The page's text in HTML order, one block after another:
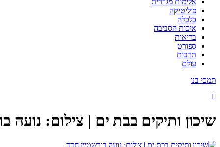
פוליטיקה
כלכלה
איכות הסביבה
בריאות
ספורט
תרבות
עולם
תמכי בנו
שיכון ותיקים בבת ים | צילום: נועה